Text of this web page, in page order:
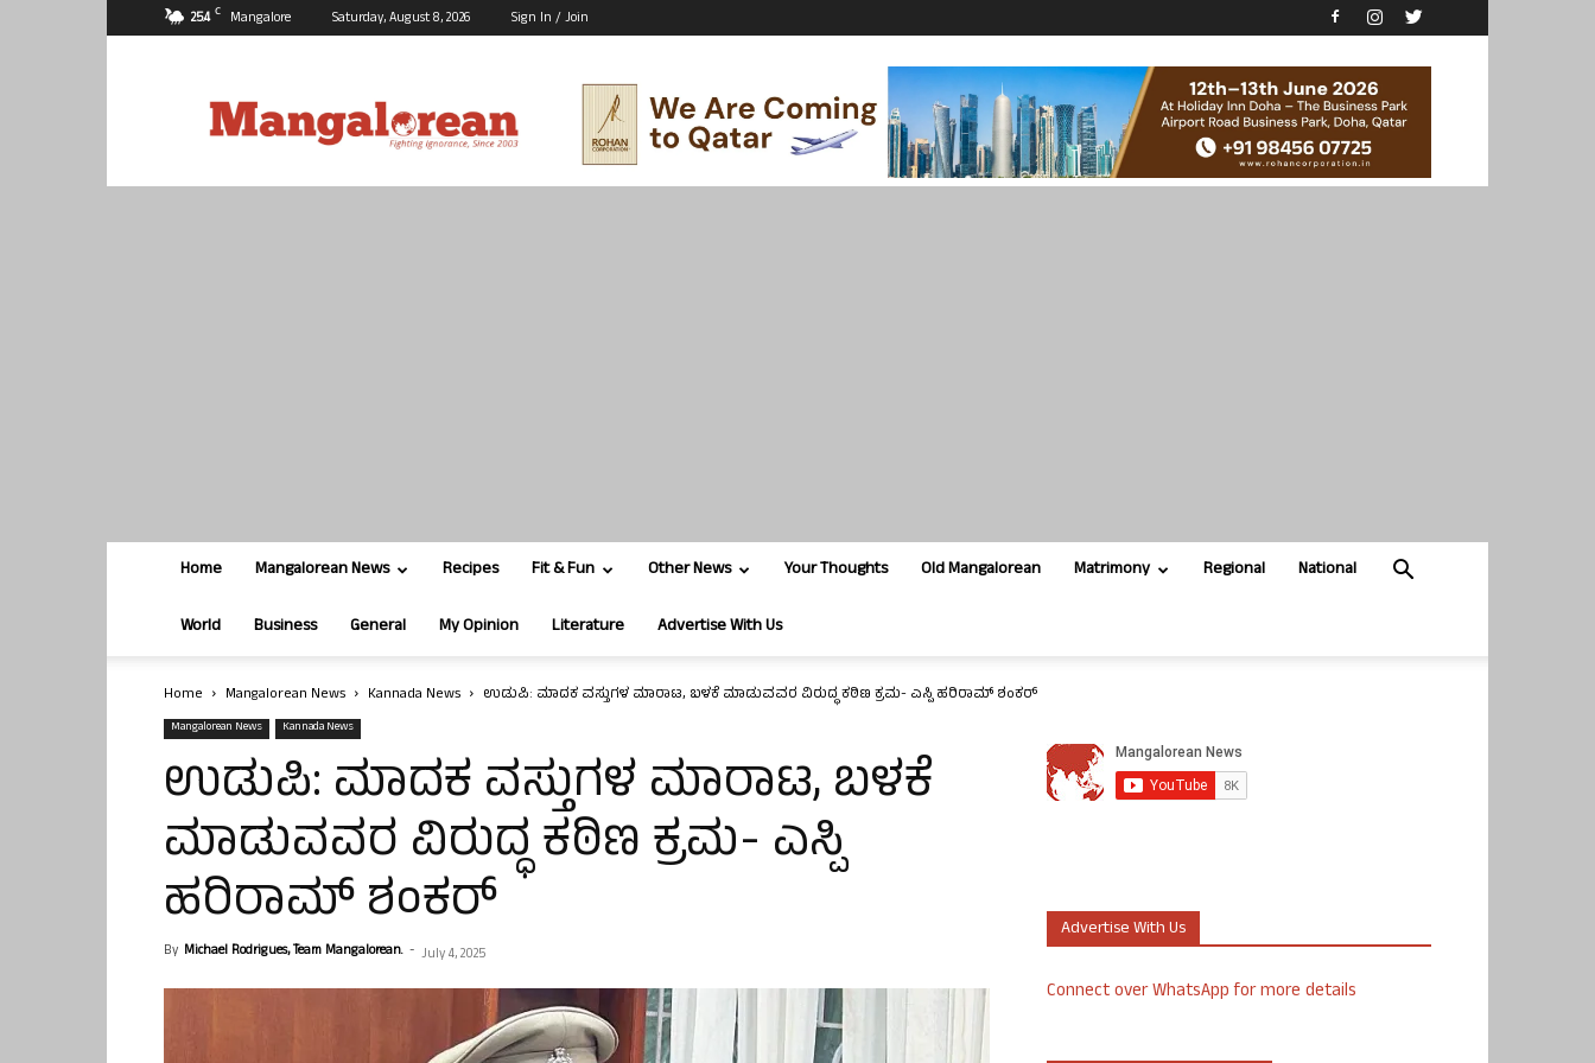
25.4 C Mangalore Saturday, August 8, 2026 Sign In / Join
Home Mangalorean News Recipes Fit & Fun Other News Your Thoughts Old Mangalorean Matrimony Regional National
World Business General My Opinion Literature Advertise With Us
Home Mangalorean News Kannada News ಉಡುಪಿ: ಮಾದಕ ವಸ್ತುಗಳ ಮಾರಾಟ, ಬಳಕೆ ಮಾಡುವವರ ವಿರುದ್ಧ ಕಠಿಣ ಕ್ರಮ- ಎಸ್ಪಿ ಹರಿರಾಮ್ ಶಂಕರ್
Mangalorean News Kannada News
ಉಡುಪಿ: ಮಾದಕ ವಸ್ತುಗಳ ಮಾರಾಟ, ಬಳಕೆ
ಮಾಡುವವರ ವಿರುದ್ಧ ಕಠಿಣ ಕ್ರಮ- ಎಸ್ಪಿ
ಹರಿರಾಮ್ ಶಂಕರ್
By Michael Rodrigues, Team Mangalorean. - July 4, 2025
Advertise With Us
Connect over WhatsApp for more details